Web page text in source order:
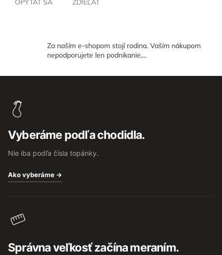
OPÝTAŤ SA ZDIEĽAŤ
Za naším e-shopom stojí rodina. Vaším nákupom
nepodporujete len podnikanie,...
Vyberáme podľa chodidla.
Nie iba podľa čísla topánky.
Ako vyberáme →
Správna veľkosť začína meraním.